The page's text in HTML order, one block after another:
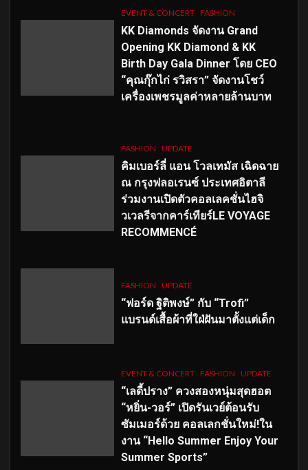
EVENT & CONCERT FASHION
KK Diamonds จัดงาน Grand
Opening KK Diamond & KK
Birth Day Gala Dinner โดย CEO
“คุณกุ๊กไก่ รวิสรา” จัดงานโชว์
เครื่องเพชรมูลค่าหลายล้านบาท
FASHION UPDATE
คิมเบอร์ลี่ แอน โวลเทมัส เฉิดฉาย
ณ กรุงฟลอเรนซ์ ประเทศอิตาลี
ร่วมงานเปิดตัวคอลเลคชั่นไฮจิ
วเวลรีจากคาร์เทียร์LE VOYAGE
RECOMMENCÉ
FASHION UPDATE
“ฟอร์ด ฐิติพงษ์” กับ “Trofi”
แบรนด์เสื้อผ้าที่ใฝ่ฝันมาตั้งแต่เด็ก
EVENT & CONCERT FASHION UPDATE
“เลดี้ปราง” ควงสองหนุ่มสุดฮอต
“หยิ่น-วอร์” เปิดรันเวย์ต้อนรับ
ซัมเมอร์ด้วย คอลเลกชั่นใหม่!ใน
งาน “Hello Summer Enjoy Your
Summer Sports”